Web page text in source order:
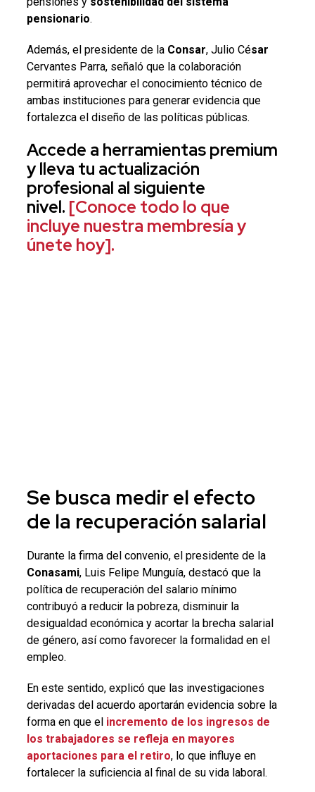
pensionario.
Además, el presidente de la Consar, Julio César
Cervantes Parra, señaló que la colaboración
permitirá aprovechar el conocimiento técnico de
ambas instituciones para generar evidencia que
fortalezca el diseño de las políticas públicas.
Accede a herramientas premium
y lleva tu actualización
profesional al siguiente
nivel. [Conoce todo lo que
incluye nuestra membresía y
únete hoy].
Se busca medir el efecto
de la recuperación salarial
Durante la firma del convenio, el presidente de la
Conasami, Luis Felipe Munguía, destacó que la
política de recuperación del salario mínimo
contribuyó a reducir la pobreza, disminuir la
desigualdad económica y acortar la brecha salarial
de género, así como favorecer la formalidad en el
empleo.
En este sentido, explicó que las investigaciones
derivadas del acuerdo aportarán evidencia sobre la
forma en que el incremento de los ingresos de
los trabajadores se refleja en mayores
aportaciones para el retiro, lo que influye en
fortalecer la suficiencia al final de su vida laboral.